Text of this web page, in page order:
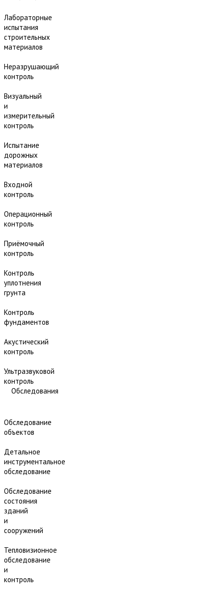
Лабораторные
испытания
строительных
материалов
Неразрушающий
контроль
Визуальный
и
измерительный
контроль
Испытание
дорожных
материалов
Входной
контроль
Операционный
контроль
Приёмочный
контроль
Контроль
уплотнения
грунта
Контроль
фундаментов
Акустический
контроль
Ультразвуковой
контроль
Обследования
Обследование
объектов
Детальное
инструментальное
обследование
Обследование
состояния
зданий
и
сооружений
Тепловизионное
обследование
и
контроль